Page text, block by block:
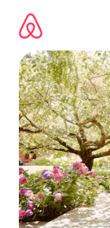
Inhalten
springen